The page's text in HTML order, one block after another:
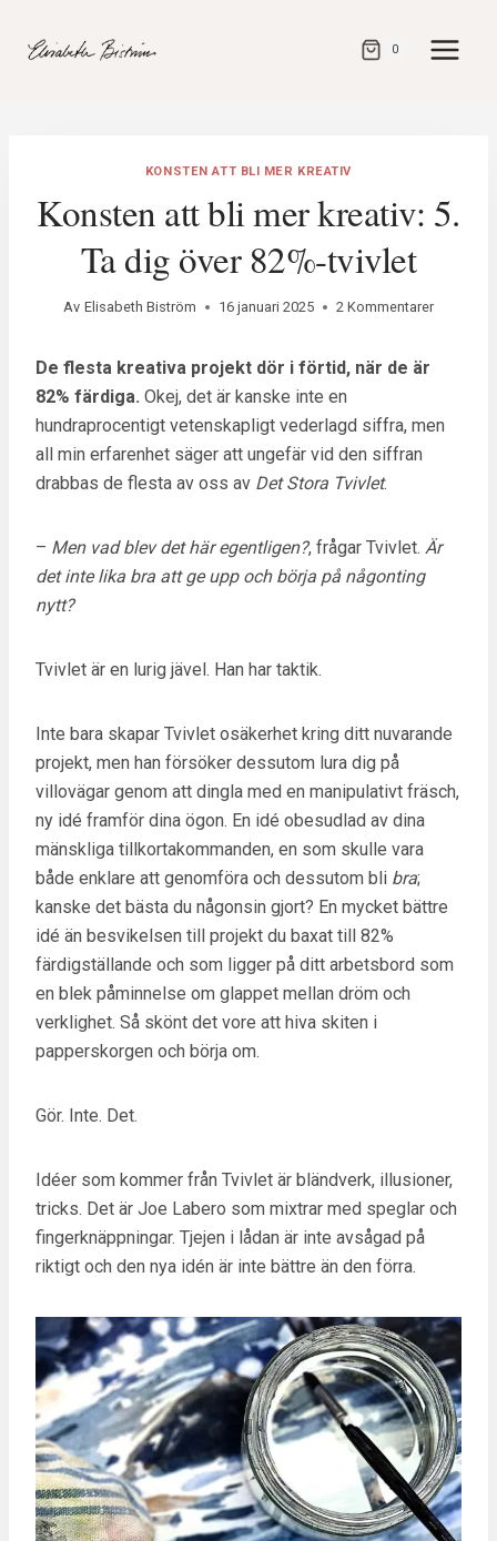
direkt
0
KONSTEN ATT BLI MER KREATIV
Konsten att bli mer kreativ: 5.
Ta dig över 82%-tvivlet
Av Elisabeth Biström 16 januari 2025 2 Kommentarer
De flesta kreativa projekt dör i förtid, när de är
82% färdiga. Okej, det är kanske inte en
hundraprocentigt vetenskapligt vederlagd siffra, men
all min erfarenhet säger att ungefär vid den siffran
drabbas de flesta av oss av Det Stora Tvivlet.
– Men vad blev det här egentligen?, frågar Tvivlet. Är
det inte lika bra att ge upp och börja på någonting
nytt?
Tvivlet är en lurig jävel. Han har taktik.
Inte bara skapar Tvivlet osäkerhet kring ditt nuvarande
projekt, men han försöker dessutom lura dig på
villovägar genom att dingla med en manipulativt fräsch,
ny idé framför dina ögon. En idé obesudlad av dina
mänskliga tillkortakommanden, en som skulle vara
både enklare att genomföra och dessutom bli bra;
kanske det bästa du någonsin gjort? En mycket bättre
idé än besvikelsen till projekt du baxat till 82%
färdigställande och som ligger på ditt arbetsbord som
en blek påminnelse om glappet mellan dröm och
verklighet. Så skönt det vore att hiva skiten i
papperskorgen och börja om.
Gör. Inte. Det.
Idéer som kommer från Tvivlet är bländverk, illusioner,
tricks. Det är Joe Labero som mixtrar med speglar och
fingerknäppningar. Tjejen i lådan är inte avsågad på
riktigt och den nya idén är inte bättre än den förra.